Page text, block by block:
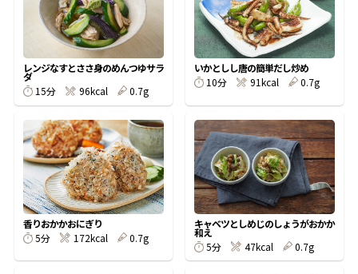
サッと鍋® 楽チン鍋®
楽チン屋® ストレートつゆ
めんつゆレシピ
割烹白だしレシピ
レシピ特設サイト
割烹白だしレシピ特集
だし巻き卵特集
レンジなすとささ身のめんつゆサラ
ダ
15分
96kcal 0.7g
いかとしし唐の簡単だし炒め
10分
91kcal 0.7g
香りおかかおにぎり
5分
172kcal 0.7g
キャベツとしめじのしょうがおかか
和え
5分
47kcal 0.7g